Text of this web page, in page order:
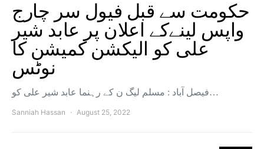
حکومت سے قبل فیول سر چارج
واپس لینےکے اعلان پر عابد شیر
علی کو الیکشن کمیشن کا
نوٹس
فیصل آباد : مسلم لیگ ن کے رہنما عابد شیر علی کو…
Sanniah Hassan August 25, 2022